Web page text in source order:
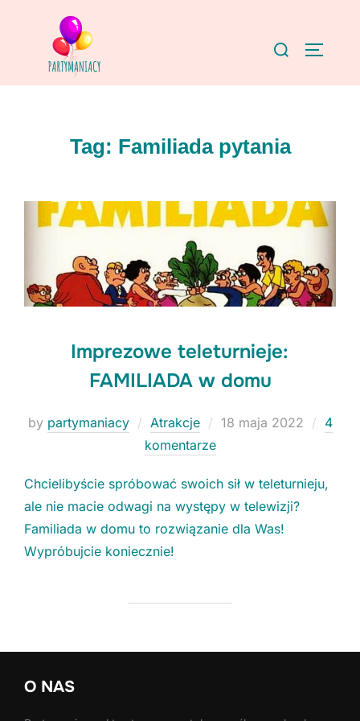
Search
Tag: Familiada pytania
Imprezowe teleturnieje:
FAMILIADA w domu
by partymaniacy Atrakcje
Posted
18 maja 2022
4
komentarze
Chcielibyście spróbować swoich sił w teleturnieju,
ale nie macie odwagi na występy w telewizji?
Familiada w domu to rozwiązanie dla Was!
Wypróbujcie koniecznie!
O NAS
Niezbędne
nie są
konieczne do
funkcjonowania